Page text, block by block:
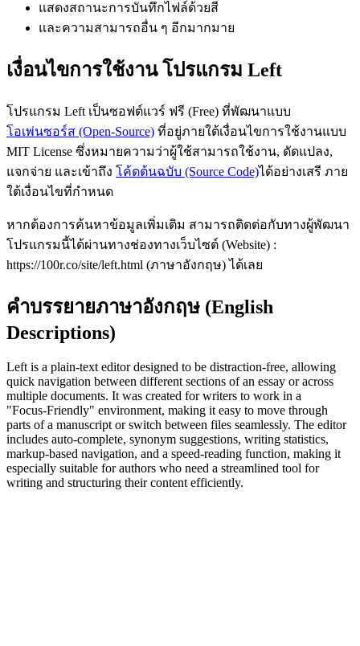
แสดงสถานะการบันทึกไฟล์ด้วยสี
และความสามารถอื่น ๆ อีกมากมาย
เงื่อนไขการใช้งาน โปรแกรม Left
โปรแกรม Left เป็นซอฟต์แวร์ ฟรี (Free) ที่พัฒนาแบบ
โอเพ่นซอร์ส (Open-Source) ที่อยู่ภายใต้เงื่อนไขการใช้งานแบบ
MIT License ซึ่งหมายความว่าผู้ใช้สามารถใช้งาน, ดัดแปลง,
แจกจ่าย และเข้าถึง โค้ดต้นฉบับ (Source Code)ได้อย่างเสรี ภาย
ใต้เงื่อนไขที่กำหนด
หากต้องการค้นหาข้อมูลเพิ่มเติม สามารถติดต่อกับทางผู้พัฒนา
โปรแกรมนี้ได้ผ่านทางช่องทางเว็บไซต์ (Website) :
https://100r.co/site/left.html (ภาษาอังกฤษ) ได้เลย
คำบรรยายภาษาอังกฤษ (English
Descriptions)
Left is a plain‑text editor designed to be distraction‑free, allowing
quick navigation between different sections of an essay or across
multiple documents. It was created for writers to work in a
"Focus‑Friendly" environment, making it easy to move through
parts of a manuscript or switch between files seamlessly. The editor
includes auto‑complete, synonym suggestions, writing statistics,
markup‑based navigation, and a speed‑reading function, making it
especially suitable for authors who need a streamlined tool for
writing and structuring their content efficiently.